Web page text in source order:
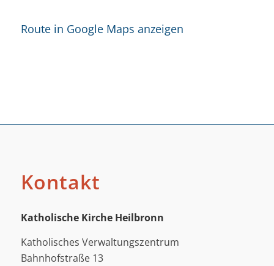
Route in Google Maps anzeigen
Kontakt
Katholische Kirche Heilbronn
Katholisches Verwaltungszentrum
Bahnhofstraße 13